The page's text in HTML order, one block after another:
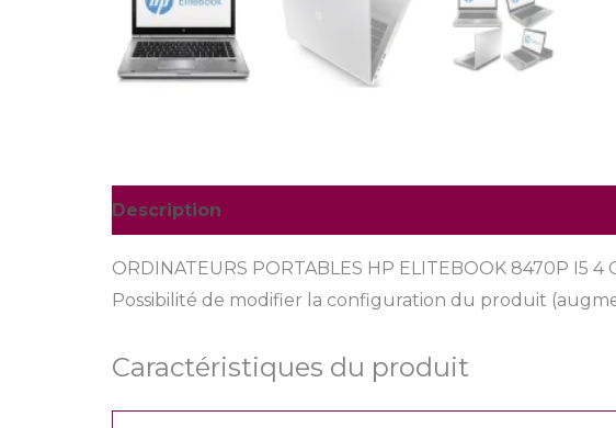
Description
ORDINATEURS PORTABLES HP ELITEBOOK 8470P I5 4
Possibilité de modifier la configuration du produit
Caractéristiques du produit